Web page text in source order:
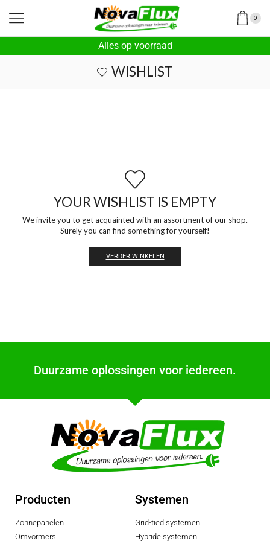
0
Alles op voorraad
WISHLIST
YOUR WISHLIST IS EMPTY
We invite you to get acquainted with an assortment of our shop.
Surely you can find something for yourself!
VERDER WINKELEN
Duurzame oplossingen voor iedereen.
Producten
Zonnepanelen
Omvormers
Systemen
Grid-tied systemen
Hybride systemen